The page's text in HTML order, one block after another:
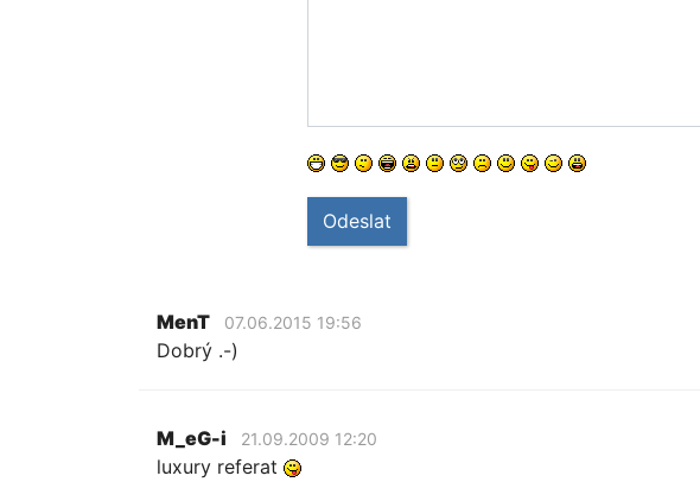
Odeslat
MenT 07.06.2015 19:56
Dobrý .-)
M_eG-i 21.09.2009 12:20
luxury referat